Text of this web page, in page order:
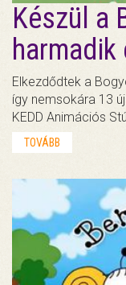
Készül a
harmadik
Elkezdődtek a
így nemsokára 13
KEDD Animációs
TOVÁBB